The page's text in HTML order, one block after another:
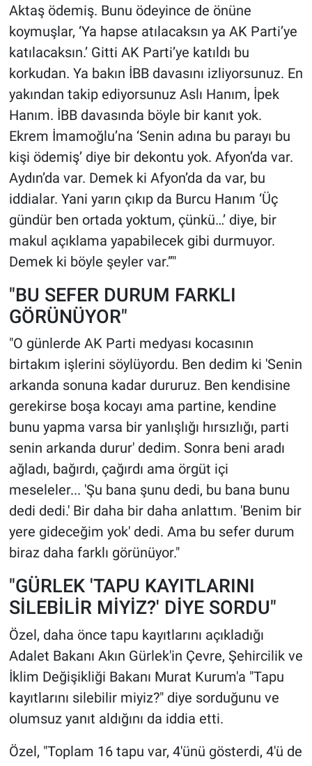
Aktaş ödemiş. Bunu ödeyince de önüne
koymuşlar, ‘Ya hapse atılacaksın ya AK Parti’ye
katılacaksın.’ Gitti AK Parti’ye katıldı bu
korkudan. Ya bakın İBB davasını izliyorsunuz. En
yakından takip ediyorsunuz Aslı Hanım, İpek
Hanım. İBB davasında böyle bir kanıt yok.
Ekrem İmamoğlu’na ‘Senin adına bu parayı bu
kişi ödemiş’ diye bir dekontu yok. Afyon’da var.
Aydın’da var. Demek ki Afyon’da da var, bu
iddialar. Yani yarın çıkıp da Burcu Hanım ‘Üç
gündür ben ortada yoktum, çünkü…’ diye, bir
makul açıklama yapabilecek gibi durmuyor.
Demek ki böyle şeyler var.”"
"BU SEFER DURUM FARKLI
GÖRÜNÜYOR"
"O günlerde AK Parti medyası kocasının
birtakım işlerini söylüyordu. Ben dedim ki 'Senin
arkanda sonuna kadar dururuz. Ben kendisine
gerekirse boşa kocayı ama partine, kendine
bunu yapma varsa bir yanlışlığı hırsızlığı, parti
senin arkanda durur' dedim. Sonra beni aradı
ağladı, bağırdı, çağırdı ama örgüt içi
meseleler... 'Şu bana şunu dedi, bu bana bunu
dedi dedi.' Bir daha bir daha anlattım. 'Benim bir
yere gideceğim yok' dedi. Ama bu sefer durum
biraz daha farklı görünüyor."
"GÜRLEK 'TAPU KAYITLARINI
SİLEBİLİR MİYİZ?' DİYE SORDU"
Özel, daha önce tapu kayıtlarını açıkladığı
Adalet Bakanı Akın Gürlek'in Çevre, Şehircilik ve
İklim Değişikliği Bakanı Murat Kurum'a "Tapu
kayıtlarını silebilir miyiz?" diye sorduğunu ve
olumsuz yanıt aldığını da iddia etti.
Özel, "Toplam 16 tapu var, 4'ünü gösterdi, 4'ü de